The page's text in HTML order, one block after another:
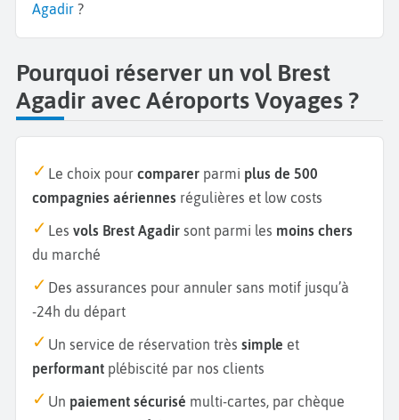
Agadir ?
Pourquoi réserver un vol Brest
Agadir avec Aéroports Voyages ?
Le choix pour comparer parmi plus de 500
compagnies aériennes régulières et low costs
Les vols Brest Agadir sont parmi les moins chers
du marché
Des assurances pour annuler sans motif jusqu’à
-24h du départ
Un service de réservation très simple et
performant plébiscité par nos clients
Un paiement sécurisé multi-cartes, par chèque